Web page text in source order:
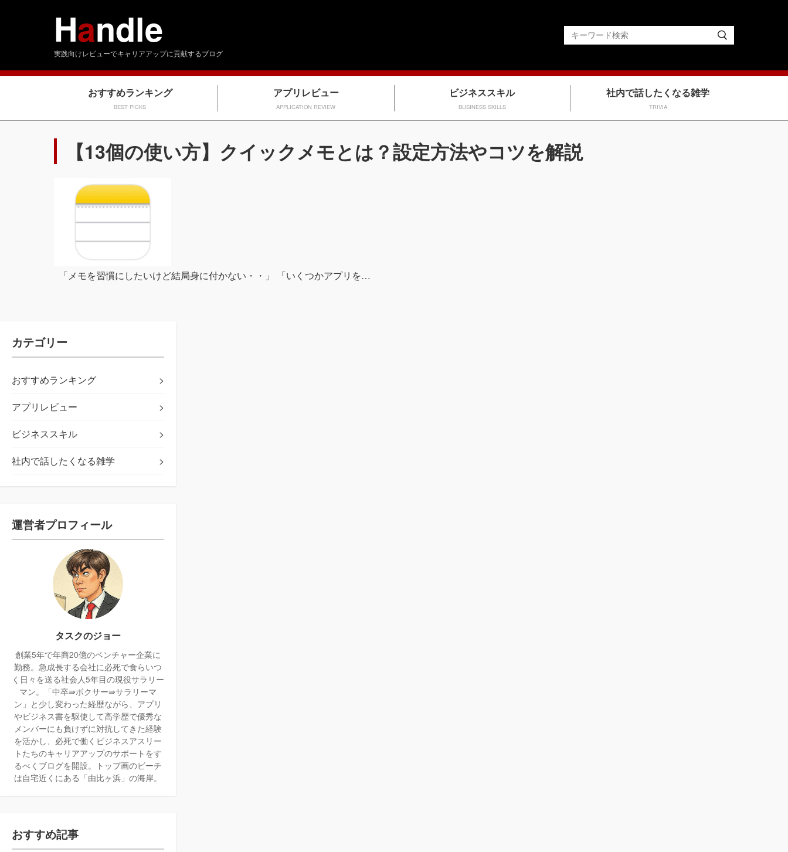
Handle
実践向けレビューでキャリアアップに貢献するブログ
おすすめランキング
BEST PICKS
アプリレビュー
APPLICATION REVIEW
ビジネススキル
BUSINESS SKILLS
社内で話したくなる雑学
TRIVIA
【13個の使い方】クイックメモとは？設定方法やコツを解説
「メモを習慣にしたいけど結局身に付かない・・」 「いくつかアプリを…
カテゴリー
おすすめランキング
>
アプリレビュー
>
ビジネススキル
>
社内で話したくなる雑学
>
運営者プロフィール
タスクのジョー
創業5年で年商20億のベンチャー企業に
勤務。急成長する会社に必死で食らいつ
く日々を送る社会人5年目の現役サラリー
マン。「中卒⇛ボクサー⇛サラリーマ
ン」と少し変わった経歴ながら、アプリ
やビジネス書を駆使して高学歴で優秀な
メンバーにも負けずに対抗してきた経験
を活かし、必死で働くビジネスアスリー
トたちのキャリアアップのサポートをす
るべくブログを開設。トップ画のビーチ
は自宅近くにある「由比ヶ浜」の海岸。
おすすめ記事